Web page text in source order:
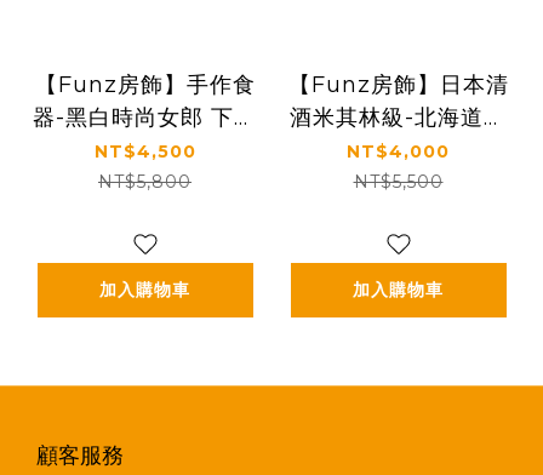
【Funz房飾】手作食
器-黑白時尚女郎 下午
茶點心盤組+奶壺
NT$4,500
NT$5,800
加入購物車
【Funz房飾】日本清
酒米其林級-北海道旭
川男山清酒杯組
NT$4,000
NT$5,500
加入購物車
顧客服務